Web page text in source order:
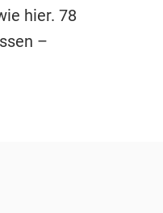
hier. 78
–